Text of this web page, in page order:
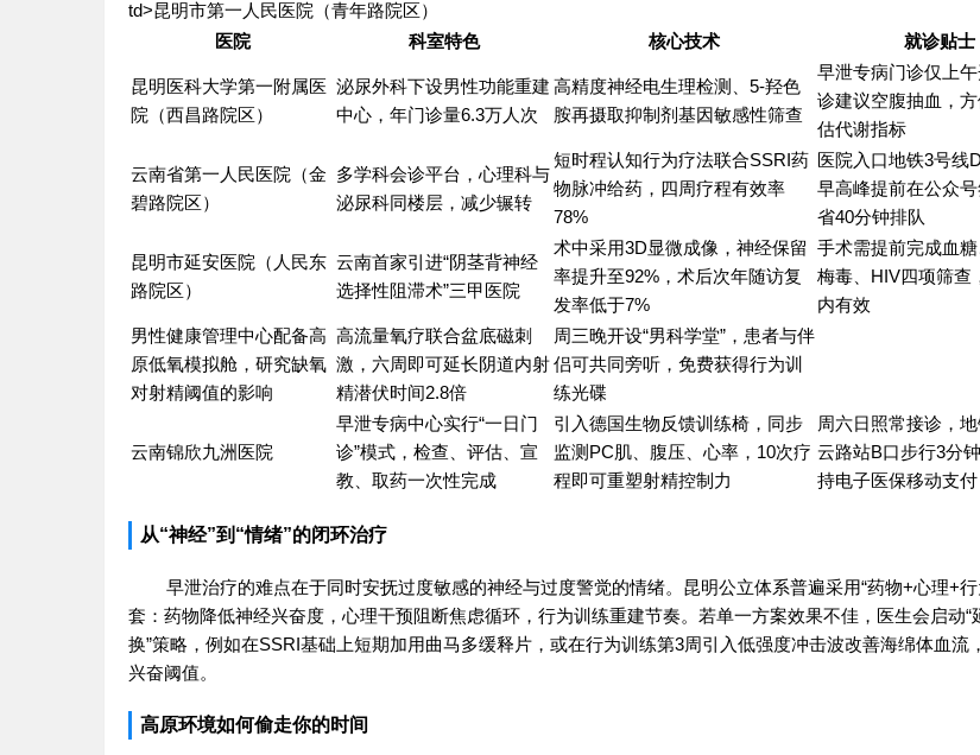
td>昆明市第一人民医院（青年路院区）
医院
科室特色 核心技术 就诊贴士
昆明医科大学第一附属医
院（西昌路院区）
泌尿外科下设男性功能重建
中心，年门诊量6.3万人次
高精度神经电生理检测、5-羟色
胺再摄取抑制剂基因敏感性筛查
早泄专病门诊仅上
诊建议空腹抽血，
估代谢指标
云南省第一人民医院（金
碧路院区）
多学科会诊平台，心理科与
泌尿科同楼层，减少辗转
短时程认知行为疗法联合SSRI药
物脉冲给药，四周疗程有效率
78%
医院入口地铁3号线
早高峰提前在公众
省40分钟排队
昆明市延安医院（人民东
路院区）
云南首家引进“阴茎背神经
选择性阻滞术”三甲医院
术中采用3D显微成像，神经保留
率提升至92%，术后次年随访复
发率低于7%
手术需提前完成血糖
梅毒、HIV四项筛查
内有效
男性健康管理中心配备高
原低氧模拟舱，研究缺氧
对射精阈值的影响
高流量氧疗联合盆底磁刺
激，六周即可延长阴道内射
精潜伏时间2.8倍
周三晚开设“男科学堂”，患者与伴
侣可共同旁听，免费获得行为训
练光碟
云南锦欣九洲医院
早泄专病中心实行“一日门
诊”模式，检查、评估、宣
教、取药一次性完成
引入德国生物反馈训练椅，同步
监测PC肌、腹压、心率，10次疗
程即可重塑射精控制力
周六日照常接诊，
云路站B口步行3分
持电子医保移动支付
从“神经”到“情绪”的闭环治疗
早泄治疗的难点在于同时安抚过度敏感的神经与过度警觉的情绪。昆明公立体系普遍采用“药物+心理+行
套：药物降低神经兴奋度，心理干预阻断焦虑循环，行为训练重建节奏。若单一方案效果不佳，医生会启动“
换”策略，例如在SSRI基础上短期加用曲马多缓释片，或在行为训练第3周引入低强度冲击波改善海绵体血流
兴奋阈值。
高原环境如何偷走你的时间